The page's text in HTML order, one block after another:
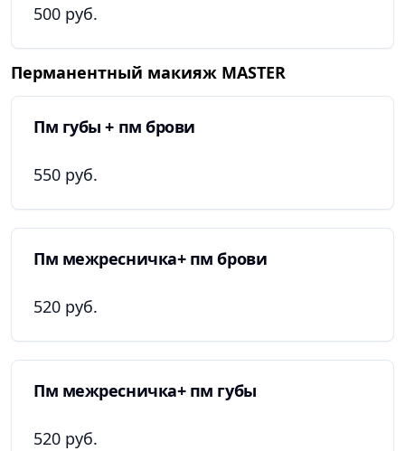
500 руб.
Перманентный макияж MASTER
Пм губы + пм брови
550 руб.
Пм межресничка+ пм брови
520 руб.
Пм межресничка+ пм губы
520 руб.